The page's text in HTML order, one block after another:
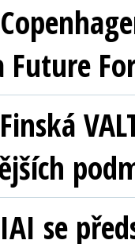
Finská
IAI se